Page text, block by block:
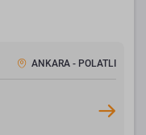
ANKARA - POLATLI